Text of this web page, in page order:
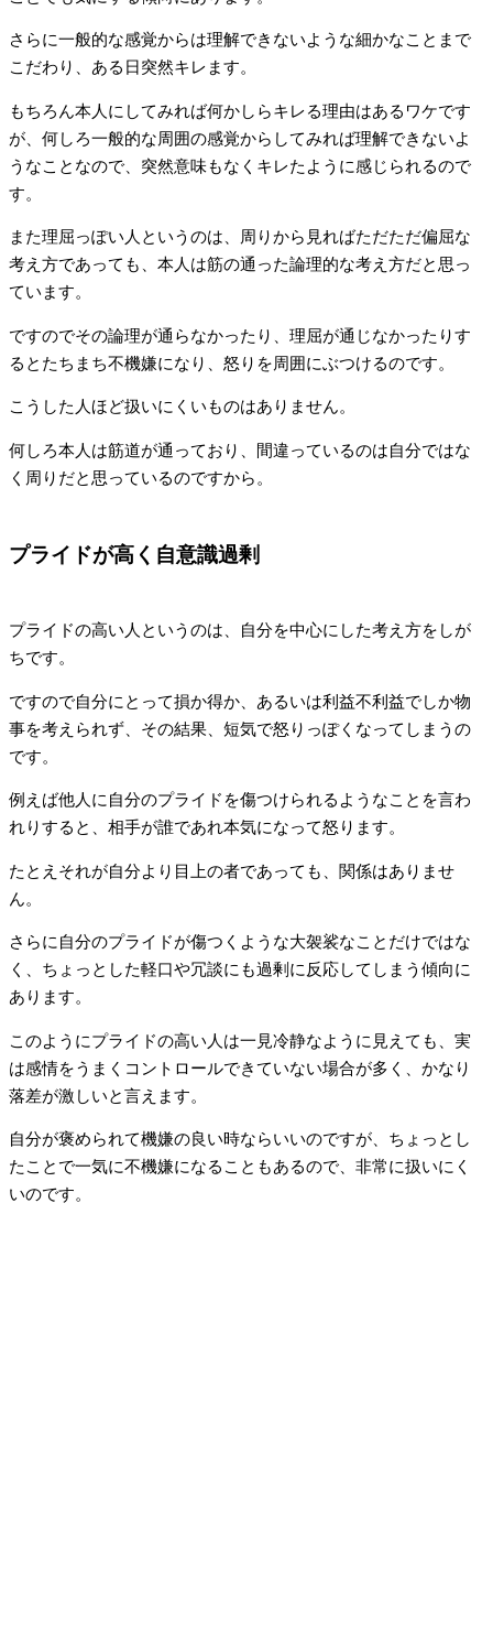
さらに一般的な感覚からは理解できないような細かなことまで
こだわり、ある日突然キレます。
もちろん本人にしてみれば何かしらキレる理由はあるワケです
が、何しろ一般的な周囲の感覚からしてみれば理解できないよ
うなことなので、突然意味もなくキレたように感じられるので
す。
また理屈っぽい人というのは、周りから見ればただただ偏屈な
考え方であっても、本人は筋の通った論理的な考え方だと思っ
ています。
ですのでその論理が通らなかったり、理屈が通じなかったりす
るとたちまち不機嫌になり、怒りを周囲にぶつけるのです。
こうした人ほど扱いにくいものはありません。
何しろ本人は筋道が通っており、間違っているのは自分ではな
く周りだと思っているのですから。
プライドが高く自意識過剰
プライドの高い人というのは、自分を中心にした考え方をしが
ちです。
ですので自分にとって損か得か、あるいは利益不利益でしか物
事を考えられず、その結果、短気で怒りっぽくなってしまうの
です。
例えば他人に自分のプライドを傷つけられるようなことを言わ
れりすると、相手が誰であれ本気になって怒ります。
たとえそれが自分より目上の者であっても、関係はありませ
ん。
さらに自分のプライドが傷つくような大袈裟なことだけではな
く、ちょっとした軽口や冗談にも過剰に反応してしまう傾向に
あります。
このようにプライドの高い人は一見冷静なように見えても、実
は感情をうまくコントロールできていない場合が多く、かなり
落差が激しいと言えます。
自分が褒められて機嫌の良い時ならいいのですが、ちょっとし
たことで一気に不機嫌になることもあるので、非常に扱いにく
いのです。